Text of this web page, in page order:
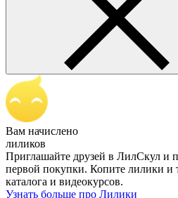
Вам начислено
лиликов
Приглашайте друзей в ЛилСкул и
первой покупки. Копите лилики и
каталога и видеокурсов.
Узнать больше про Лилики